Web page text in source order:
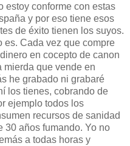
estoy conforme con estas
y por eso tiene esos
de éxito tienen los suyos.
es. Cada vez que compre
en cocepto de canon
mierda que vende en
he grabado ni grabaré
los tienes, cobrando de
ejemplo todos los
recursos de sanidad
30 años fumando. Yo no
a todas horas y